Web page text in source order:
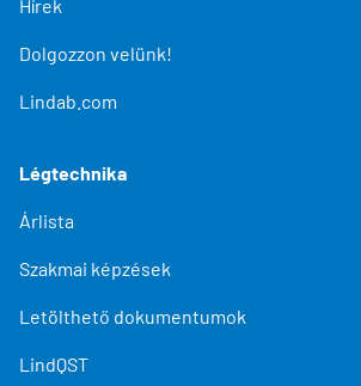
Hírek
Dolgozzon velünk!
Lindab.com
Légtechnika
Árlista
Szakmai képzések
Letölthető dokumentumok
LindQST